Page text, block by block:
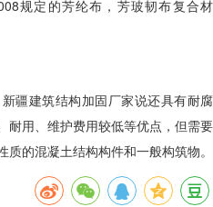
规定的芳纶布，芳玻韧布复合材
新疆建筑结构加固厂家说还具有耐腐
耐用、维护费用较低等优点，但需要
的混凝土结构构件和一般构筑物。